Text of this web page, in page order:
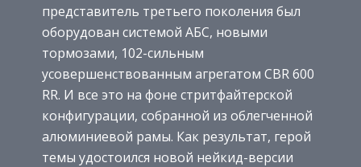
представитель третьего поколения был
оборудован системой АБС, новыми
тормозами, 102-сильным
усовершенствованным агрегатом CBR 600
RR. И все это на фоне стритфайтерской
конфигурации, собранной из облегченной
алюминиевой рамы. Как результат, герой
темы удостоился новой нейкид-версии